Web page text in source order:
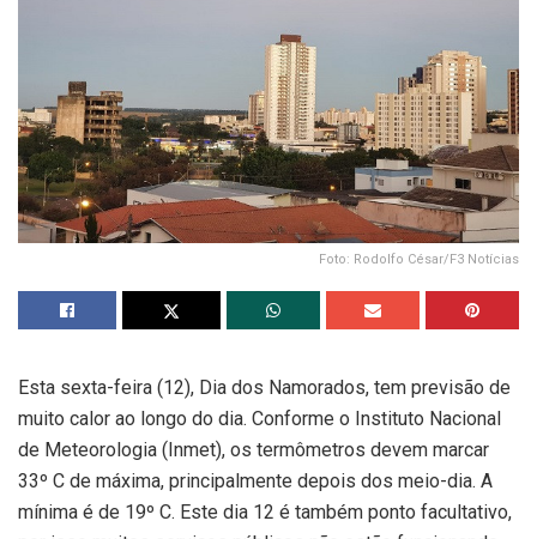
Foto: Rodolfo César/F3 Notícias
Esta sexta-feira (12), Dia dos Namorados, tem previsão de
muito calor ao longo do dia. Conforme o Instituto Nacional
de Meteorologia (Inmet), os termômetros devem marcar
33º C de máxima, principalmente depois dos meio-dia. A
mínima é de 19º C. Este dia 12 é também ponto facultativo,